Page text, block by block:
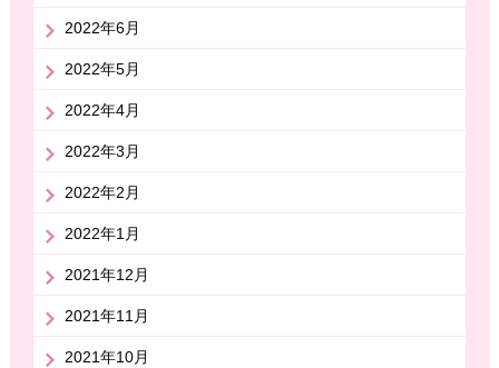
2022年6月
2022年5月
2022年4月
2022年3月
2022年2月
2022年1月
2021年12月
2021年11月
2021年10月